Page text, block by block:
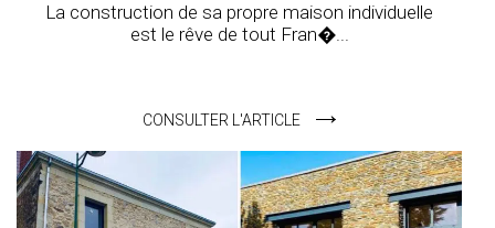
La construction de sa propre maison individuelle
est le rêve de tout Fran�...
CONSULTER L'ARTICLE